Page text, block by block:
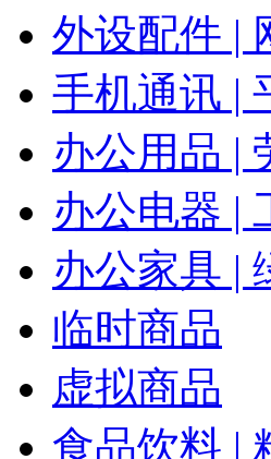
外设配件 |
手机通讯 |
办公用品 |
办公电器 |
办公家具 |
临时商品
虚拟商品
食品饮料 |